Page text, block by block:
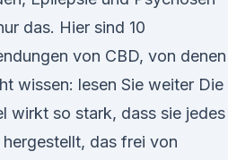
das. Hier sind 10
von CBD, von denen
wissen: lesen Sie weiter Die
wirkt so stark, dass sie jedes
das frei von